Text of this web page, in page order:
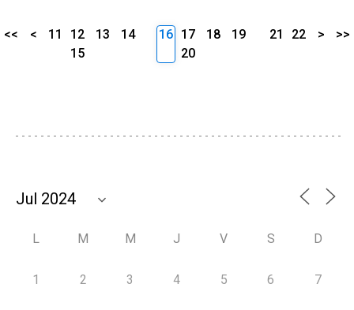
<< < 11 12 13
14
15
16 17 18
19
20
21 22 > >>
L M M J V S D
1 2 3 4 5 6 7